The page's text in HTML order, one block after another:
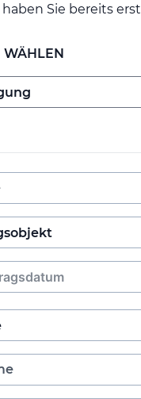
Sie bereits
WÄHLEN